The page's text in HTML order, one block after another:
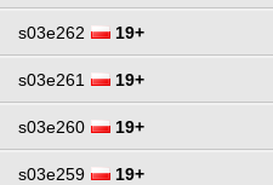
s03e262 19+
s03e261 19+
s03e260 19+
s03e259 19+